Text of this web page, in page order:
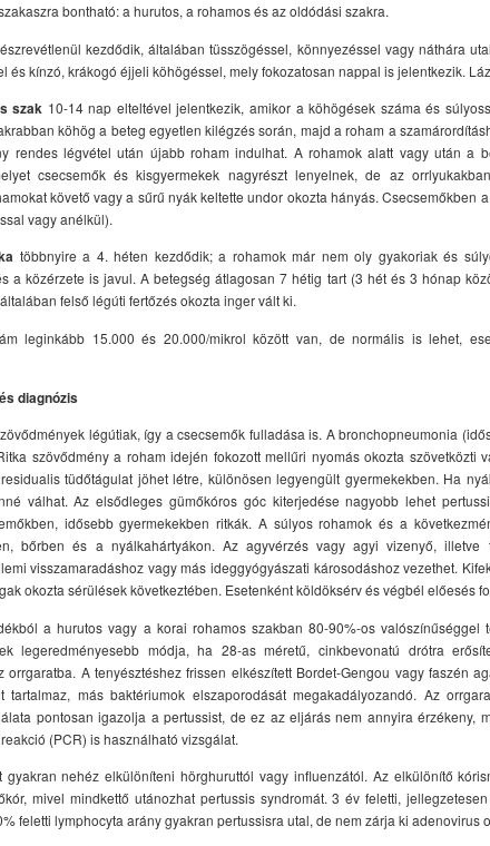
bontható: a hurutos, a rohamos és az oldódási szakra.
észrevétlenül kezdődik, általában tüsszögéssel, könnyezéssel vagy náthára
és kínzó, krákogó éjjeli köhögéssel, mely fokozatosan nappal is jelentkezik.
szak 10-14 nap elteltével jelentkezik, amikor a köhögések száma és
köhög a beteg egyetlen kilégzés során, majd a roham a
rendes légvétel után újabb roham indulhat. A rohamok alatt vagy után a
csecsemők és kisgyermekek nagyrészt lenyelnek, de az
követő vagy a sűrű nyák keltette undor okozta hányás. Csecsemőkben
vagy anélkül).
többnyire a 4. héten kezdődik; a rohamok már nem oly gyakoriak és
a közérzete is javul. A betegség átlagosan 7 hétig tart (3 hét és 3 hónap
felső légúti fertőzés okozta inger vált ki.
leginkább 15.000 és 20.000/mikrol között van, de normális is lehet,
diagnózis
légútiak, így a csecsemők fulladása is. A bronchopneumonia
szövődmény a roham idején fokozott mellűri nyomás okozta szövetközti
tüdőtágulat jöhet létre, különösen legyengült gyermekekben. Ha
válhat. Az elsődleges gümőkóros góc kiterjedése nagyobb lehet
idősebb gyermekekben ritkák. A súlyos rohamok és a
bőrben és a nyálkahártyákon. Az agyvérzés vagy agyi vizenyő, illetve
visszamaradáshoz vagy más ideggyógyászati károsodáshoz vezethet.
okozta sérülések következtében. Esetenként köldöksérv és végbél előesés
a hurutos vagy a korai rohamos szakban 80-90%-os valószínűséggel
legeredményesebb módja, ha 28-as méretű, cinkbevonatú drótra
orrgaratba. A tenyésztéshez frissen elkészített Bordet-Gengou vagy faszén
tartalmaz, más baktériumok elszaporodását megakadályozandó. Az
pontosan igazolja a pertussist, de ez az eljárás nem annyira érzékeny,
(PCR) is használható vizsgálat.
gyakran nehéz elkülöníteni hörghuruttól vagy influenzától. Az elkülönítő
mivel mindkettő utánozhat pertussis syndromát. 3 év feletti,
feletti lymphocyta arány gyakran pertussisra utal, de nem zárja ki adenovirus